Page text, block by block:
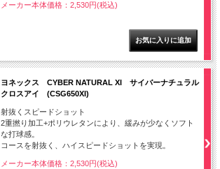
メーカー本体価格：2,530円(税込)
ヨネックス CYBER NATURAL XI サイバーナチュラル
クロスアイ (CSG650XI)
射抜くスピードショット
2重撚り加工+ポリウレタンにより、緩みが少なくソフト
な打球感。
コースを射抜く、ハイスピードショットを実現。
メーカー本体価格：2,530円(税込)